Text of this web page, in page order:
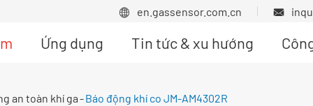
 en.gassensor.com.cn 
Ứng dụng Tin tức & xu hướng
an toàn khí ga Báo động khí co JM-AM4302R